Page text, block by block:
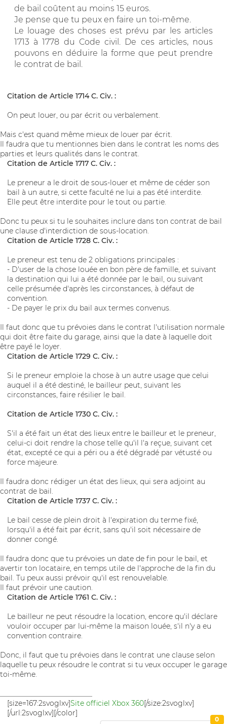
de bail coûtent au moins 15 euros.
Je pense que tu peux en faire un toi-même.
Le louage des choses est prévu par les articles
1713 à 1778 du Code civil. De ces articles, nous
pouvons en déduire la forme que peut prendre
le contrat de bail.
Citation de Article 1714 C. Civ. :
On peut louer, ou par écrit ou verbalement.
Mais c'est quand même mieux de louer par écrit.
Il faudra que tu mentionnes bien dans le contrat les noms des
parties et leurs qualités dans le contrat.
Citation de Article 1717 C. Civ. :
Le preneur a le droit de sous-louer et même de céder son
bail à un autre, si cette faculté ne lui a pas été interdite.
Elle peut être interdite pour le tout ou partie.
Donc tu peux si tu le souhaites inclure dans ton contrat de bail
une clause d'interdiction de sous-location.
Citation de Article 1728 C. Civ. :
Le preneur est tenu de 2 obligations principales :
- D'user de la chose louée en bon père de famille, et suivant
la destination qui lui a été donnée par le bail, ou suivant
celle présumée d'après les circonstances, à défaut de
convention.
- De payer le prix du bail aux termes convenus.
Il faut donc que tu prévoies dans le contrat l'utilisation normale
qui doit être faite du garage, ainsi que la date à laquelle doit
être payé le loyer.
Citation de Article 1729 C. Civ. :
Si le preneur emploie la chose à un autre usage que celui
auquel il a été destiné, le bailleur peut, suivant les
circonstances, faire résilier le bail.
Citation de Article 1730 C. Civ. :
S'il a été fait un état des lieux entre le bailleur et le preneur,
celui-ci doit rendre la chose telle qu'il l'a reçue, suivant cet
état, excepté ce qui a péri ou a été dégradé par vétusté ou
force majeure.
Il faudra donc rédiger un état des lieux, qui sera adjoint au
contrat de bail.
Citation de Article 1737 C. Civ. :
Le bail cesse de plein droit à l'expiration du terme fixé,
lorsqu'il a été fait par écrit, sans qu'il soit nécessaire de
donner congé.
Il faudra donc que tu prévoies un date de fin pour le bail, et
avertir ton locataire, en temps utile de l'approche de la fin du
bail. Tu peux aussi prévoir qu'il est renouvelable.
Il faut prévoir une caution.
Citation de Article 1761 C. Civ. :
Le bailleur ne peut résoudre la location, encore qu'il déclare
vouloir occuper par lui-même la maison louée, s'il n'y a eu
convention contraire.
Donc, il faut que tu prévoies dans le contrat une clause selon
laquelle tu peux résoudre le contrat si tu veux occuper le garage
toi-même.
[size=167:2svoglxv]Site officiel Xbox 360[/size:2svoglxv]
[/url:2svoglxv][/color]
0